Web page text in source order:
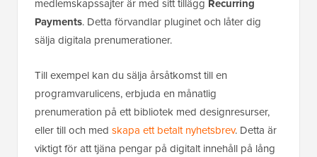
medlemskapssajter är med sitt tillägg Recurring
Payments. Detta förvandlar pluginet och låter dig
sälja digitala prenumerationer.
Till exempel kan du sälja årsåtkomst till en
programvarulicens, erbjuda en månatlig
prenumeration på ett bibliotek med designresurser,
eller till och med skapa ett betalt nyhetsbrev. Detta är
viktigt för att tjäna pengar på digitalt innehåll på lång